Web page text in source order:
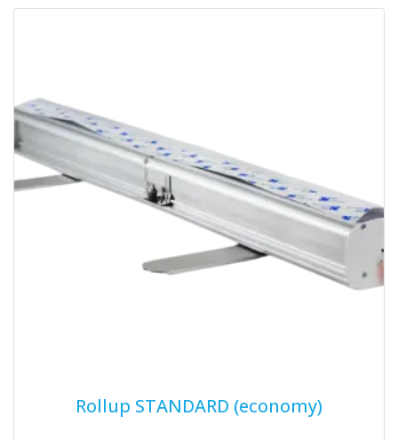
Rollup STANDARD (economy)